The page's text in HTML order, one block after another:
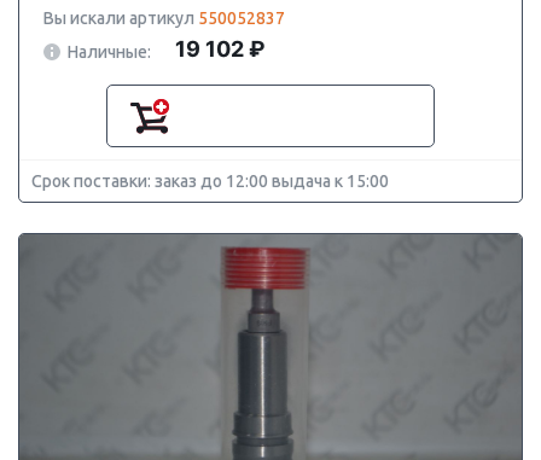
Вы искали артикул 550052837
Наличные:
19 102 ₽
Срок поставки: заказ до 12:00 выдача к 15:00